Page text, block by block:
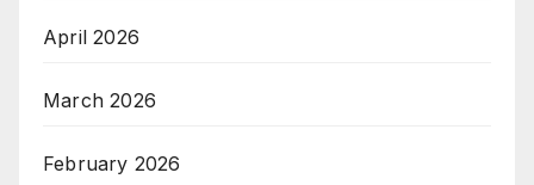
April 2026
March 2026
February 2026